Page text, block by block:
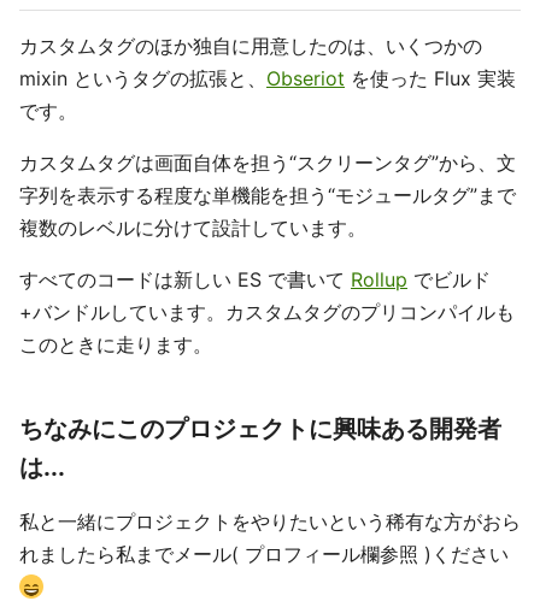
カスタムタグのほか独自に用意したのは、いくつかの
mixin というタグの拡張と、 Obseriot を使った Flux 実装
です。
カスタムタグは画面自体を担う“スクリーンタグ”から、文
字列を表示する程度な単機能を担う“モジュールタグ”まで
複数のレベルに分けて設計しています。
すべてのコードは新しい ES で書いて Rollup でビルド
+バンドルしています。カスタムタグのプリコンパイルも
このときに走ります。
ちなみにこのプロジェクトに興味ある開発者
は...
私と一緒にプロジェクトをやりたいという稀有な方がおら
れましたら私までメール( プロフィール欄参照 )ください